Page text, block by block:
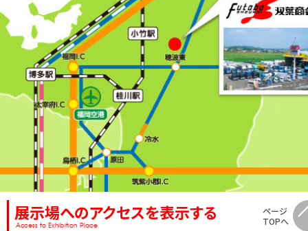
展示場へのアクセスを表示する
Access to Exhibition Place
ページ
TOPへ